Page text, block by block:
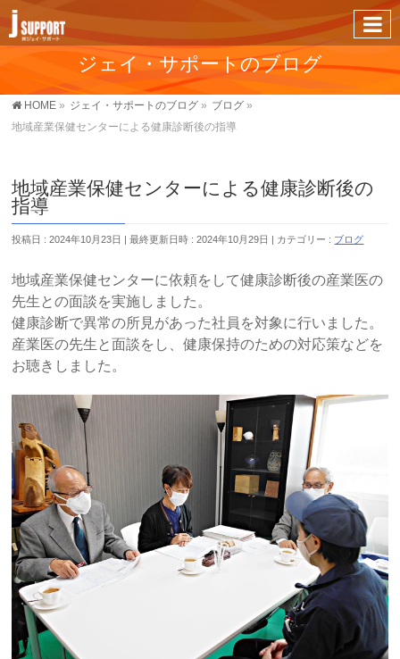
ジェイ・サポートのブログ
HOME » ジェイ・サポートのブログ » ブログ »
地域産業保健センターによる健康診断後の指導
地域産業保健センターによる健康診断後の
指導
投稿日 : 2024年10月23日 最終更新日時 : 2024年10月29日 カテゴリー : ブログ
地域産業保健センターに依頼をして健康診断後の産業医の
先生との面談を実施しました。
健康診断で異常の所見があった社員を対象に行いました。
産業医の先生と面談をし、健康保持のための対応策などを
お聴きしました。